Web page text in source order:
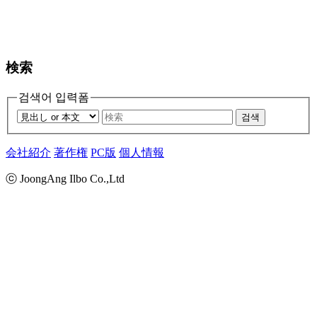
検索
검색어 입력폼
검색
会社紹介 著作権 PC版 個人情報
ⓒ JoongAng Ilbo Co.,Ltd